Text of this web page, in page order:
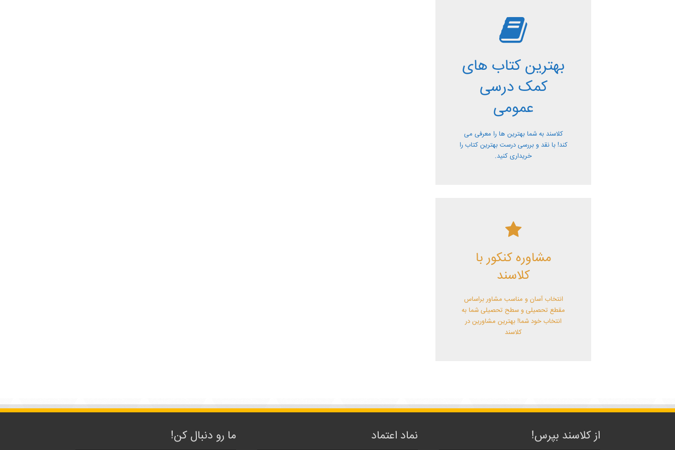
بهترین کتاب های
کمک درسی
عمومی
کلاسند به شما بهترین ها را معرفی می
کند! با نقد و بررسی درست بهترین کتاب را
خریداری کنید.
بررسی بهترین
کتاب های کمک
درسی عمومی
معرفی کتاب های کمک درسی عمومی و
بررسی آن ها کاملا رایگان از کلاسند
مشاوره کنکور با
کلاسند
انتخاب آسان و مناسب مشاور براساس
مقطع تحصیلی و سطح تحصیلی شما به
انتخاب خود شما! بهترین مشاورین در
کلاسند
از کلاسند بپرس! نماد اعتماد ما رو دنبال کن!